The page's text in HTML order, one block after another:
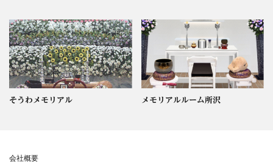
そうわメモリアル メモリアルルーム所沢
会社概要